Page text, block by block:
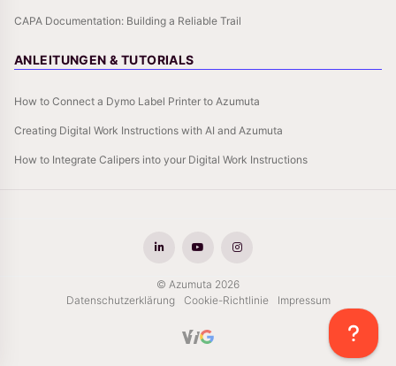
CAPA Documentation: Building a Reliable Trail
ANLEITUNGEN & TUTORIALS
How to Connect a Dymo Label Printer to Azumuta
Creating Digital Work Instructions with AI and Azumuta
How to Integrate Calipers into your Digital Work Instructions
© Azumuta 2026
Datenschutzerklärung
Cookie-Richtlinie Impressum